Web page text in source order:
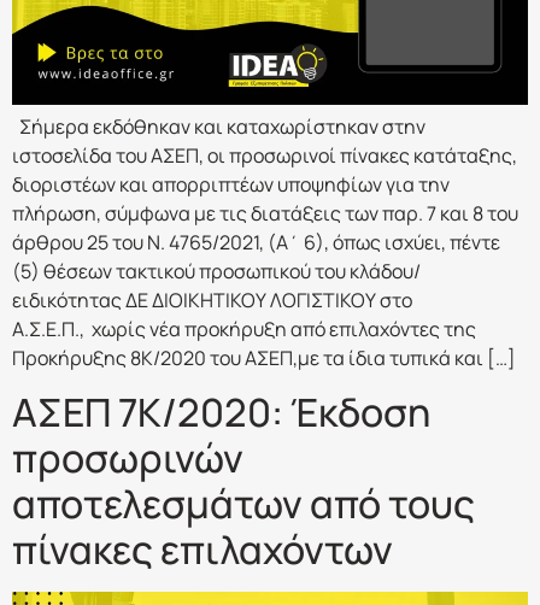
Σήμερα εκδόθηκαν και καταχωρίστηκαν στην
ιστοσελίδα του ΑΣΕΠ, οι προσωρινοί πίνακες κατάταξης,
διοριστέων και απορριπτέων υποψηφίων για την
πλήρωση, σύμφωνα με τις διατάξεις των παρ. 7 και 8 του
άρθρου 25 του Ν. 4765/2021, (Α΄ 6), όπως ισχύει, πέντε
(5) θέσεων τακτικού προσωπικού του κλάδου/
ειδικότητας ΔΕ ΔΙΟΙΚΗΤΙΚΟΥ ΛΟΓΙΣΤΙΚΟΥ στο
Α.Σ.Ε.Π., χωρίς νέα προκήρυξη από επιλαχόντες της
Προκήρυξης 8Κ/2020 του ΑΣΕΠ,με τα ίδια τυπικά και […]
ΑΣΕΠ 7Κ/2020: Έκδοση
προσωρινών
αποτελεσμάτων από τους
πίνακες επιλαχόντων